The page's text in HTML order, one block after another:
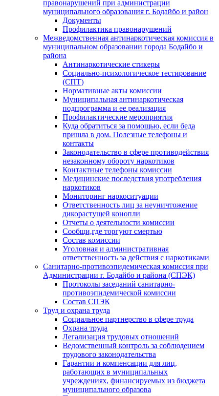
правонарушений при администрации
муниципального образования г. Бодайбо и район
Документы
Профилактика правонарушений
Межведомственная антинаркотическая комиссия в
муниципальном образовании города Бодайбо и
района
Антинаркотические стикеры
Социально-психологическое тестирование
(СПТ)
Нормативные акты комиссии
Муниципальная антинаркотическая
подпрограмма и ее реализация
Профилактические мероприятия
Куда обратиться за помощью, если беда
пришла в дом. Полезные телефоны и
контакты
Законодательство в сфере противодействия
незаконному обороту наркотиков
Контактные телефоны комиссии
Медицинские последствия употребления
наркотиков
Мониторинг наркоситуации
Ответственность лиц за неуничтожение
дикорастущей конопли
Отчеты о деятельности комиссии
Сообщи,где торгуют смертью
Состав комиссии
Уголовная и административная
ответственность за действия с наркотиками
Санитарно-противоэпидемическая комиссия при
Администрации г. Бодайбо и района (СПЭК)
Протоколы заседаний санитарно-
противоэпидемической комиссии
Состав СПЭК
Труд и охрана труда
Социальное партнерство в сфере труда
Охрана труда
Легализация трудовых отношений
Ведомственный контроль за соблюдением
трудового законодательства
Гарантии и компенсации для лиц,
работающих в муниципальных
учреждениях, финансируемых из бюджета
муниципального образова